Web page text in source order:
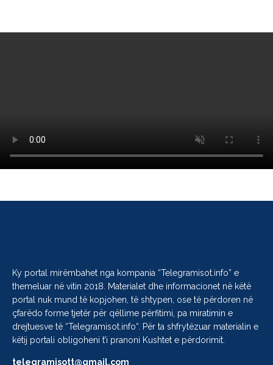
Ky portal mirëmbahet nga kompania “Telegramisot.info” e
themeluar në vitin 2018. Materialet dhe informacionet në këtë
portal nuk mund të kopjohen, të shtypen, ose të përdoren në
çfarëdo forme tjetër për qëllime përfitimi, pa miratimin e
drejtuesve të “Telegramisot.info“. Për ta shfrytëzuar materialin e
këtij portali obligoheni t’i pranoni Kushtet e përdorimit.
telegramisott@gmail.com